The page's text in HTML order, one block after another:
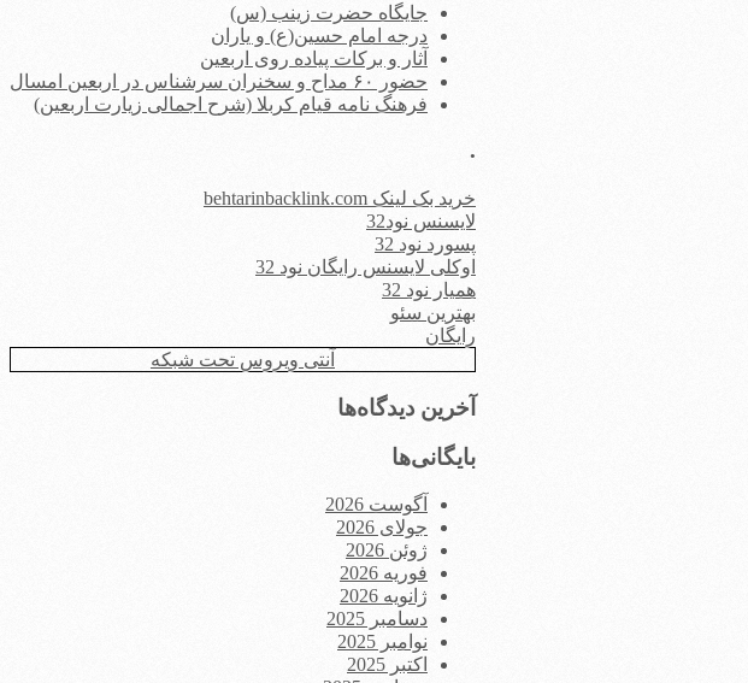
جایگاه حضرت زینب (س)
درجه امام حسین(ع) و یاران
آثار و برکات پیاده روی اربعین
حضور ۶۰ مداح و سخنران سرشناس در اربعین امسال
فرهنگ نامه قیام کربلا (شرح اجمالی زیارت اربعین)
.
خرید بک لینک behtarinbacklink.com
لایسنس نود32
پسورد نود 32
اوکلی لایسنس رایگان نود 32
همیار نود 32
بهترین سئو
رایگان
آنتی ویروس تحت شبکه
آخرین دیدگاه‌ها
بایگانی‌ها
آگوست 2026
جولای 2026
ژوئن 2026
فوریه 2026
ژانویه 2026
دسامبر 2025
نوامبر 2025
اکتبر 2025